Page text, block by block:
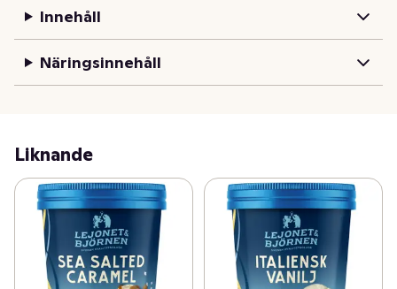
Innehåll
Näringsinnehåll
Liknande